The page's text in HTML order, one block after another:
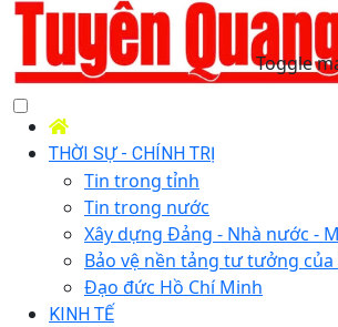
Toggle
THỜI SỰ - CHÍNH TRỊ
Tin trong tỉnh
Tin trong nước
Xây dựng Đảng - Nhà nước -
Bảo vệ nền tảng tư tưởng
Đạo đức Hồ Chí Minh
KINH TẾ